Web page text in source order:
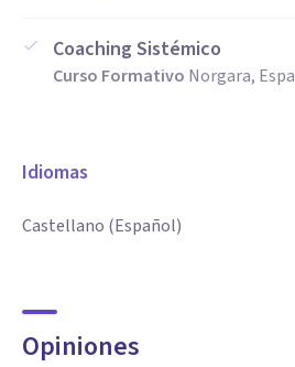
Coaching Sistémico
Curso Formativo Norgara,
Idiomas
Castellano (Español)
Opiniones